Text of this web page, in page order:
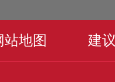
站地图 建